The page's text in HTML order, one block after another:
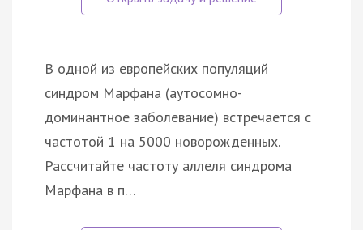
В одной из европейских популяций
синдром Марфана (аутосомно-
доминантное заболевание) встречается с
частотой 1 на 5000 новорожденных.
Рассчитайте частоту аллеля синдрома
Марфана в п…